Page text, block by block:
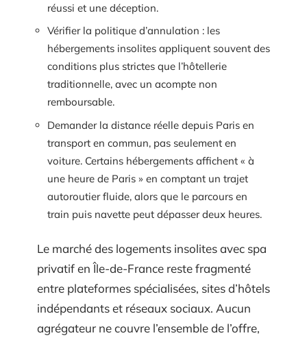
réussi et une déception.
Vérifier la politique d’annulation : les
hébergements insolites appliquent souvent des
conditions plus strictes que l’hôtellerie
traditionnelle, avec un acompte non
remboursable.
Demander la distance réelle depuis Paris en
transport en commun, pas seulement en
voiture. Certains hébergements affichent « à
une heure de Paris » en comptant un trajet
autoroutier fluide, alors que le parcours en
train puis navette peut dépasser deux heures.
Le marché des logements insolites avec spa
privatif en Île-de-France reste fragmenté
entre plateformes spécialisées, sites d’hôtels
indépendants et réseaux sociaux. Aucun
agrégateur ne couvre l’ensemble de l’offre,